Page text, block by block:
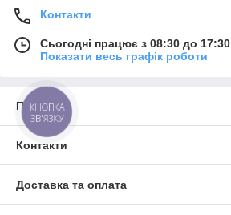
Контакти
Сьогодні працює з 08:30 до 17:30
Показати весь графік роботи
Про нас
Контакти
Доставка та оплата
КНОПКА
ЗВ'ЯЗКУ